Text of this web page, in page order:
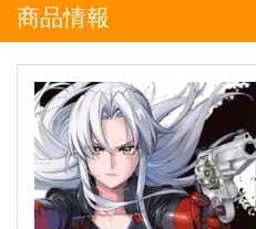
商品情報